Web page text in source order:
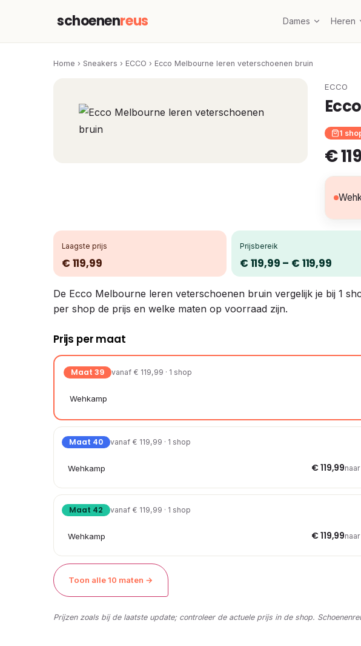
schoenenreus Dames Heren
Home › Sneakers › ECCO › Ecco Melbourne leren veterschoenen bruin
ECCO
1
€
Laagste prijs
€ 119,99
Prijsbereik
€ 119,99 – € 119,99
De Ecco Melbourne leren veterschoenen bruin vergelijk je bij 1
per shop de prijs en welke maten op voorraad zijn.
Prijs per maat
Maat 39 vanaf € 119,99 · 1 shop
Wehkamp
Maat 40 vanaf € 119,99 · 1 shop
Wehkamp € 119,99
Maat 42 vanaf € 119,99 · 1 shop
Wehkamp € 119,99
Toon alle 10 maten →
Prijzen zoals bij de laatste update; controleer de actuele prijs in de shop.